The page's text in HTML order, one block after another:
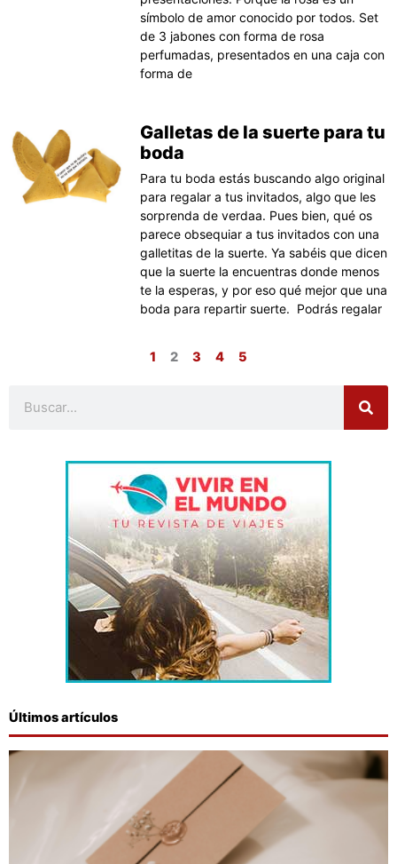
símbolo de amor conocido por todos. Set
de 3 jabones con forma de rosa
perfumadas, presentados en una caja con
forma de
Galletas de la suerte para tu
boda
Para tu boda estás buscando algo original
para regalar a tus invitados, algo que les
sorprenda de verdaa. Pues bien, qué os
parece obsequiar a tus invitados con una
galletitas de la suerte. Ya sabéis que dicen
que la suerte la encuentras donde menos
te la esperas, y por eso qué mejor que una
boda para repartir suerte. Podrás regalar
1 2 3 4 5
Últimos artículos